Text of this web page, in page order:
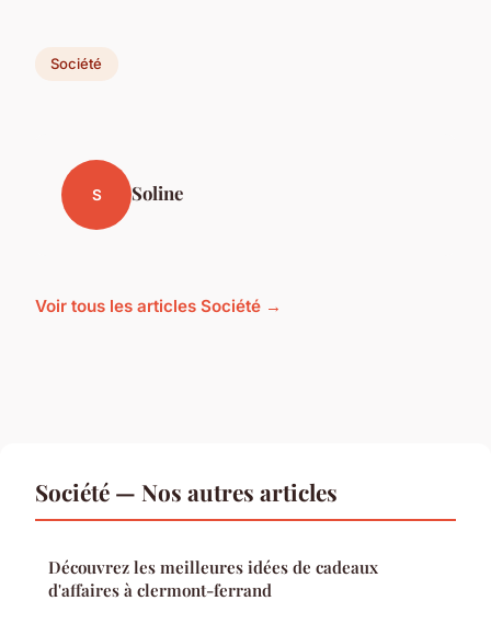
Société
S Soline
Voir tous les articles Société →
Société — Nos autres articles
Découvrez les meilleures idées de cadeaux
d'affaires à clermont-ferrand